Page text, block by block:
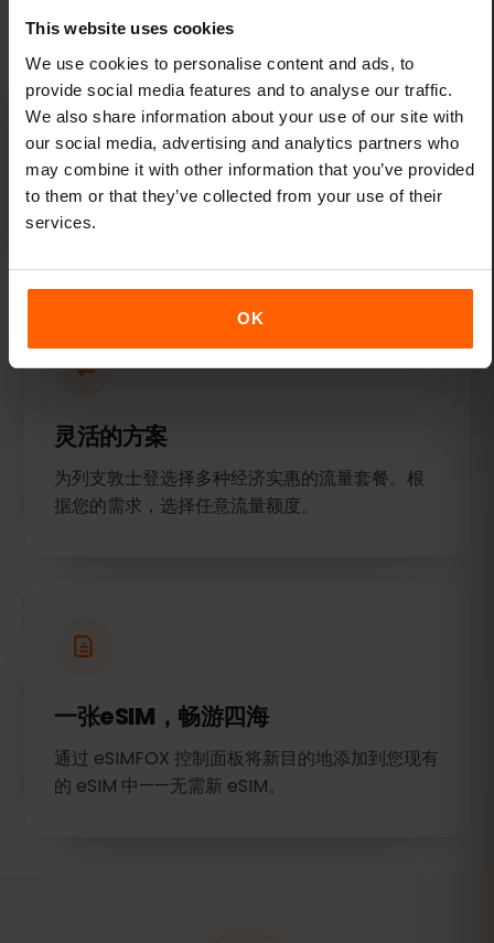
This website uses cookies
We use cookies to personalise content and ads, to
provide social media features and to analyse our traffic.
We also share information about your use of our site with
our social media, advertising and analytics partners who
may combine it with other information that you’ve provided
to them or that they’ve collected from your use of their
services.
OK
只需轻点几下即可连接
请在航班起飞前激活您的eSIM——下飞机后即可
使用数据服务。
灵活的方案
为列支敦士登选择多种经济实惠的流量套餐。根
据您的需求，选择任意流量额度。
一张eSIM，畅游四海
通过 eSIMFOX 控制面板将新目的地添加到您现有
的 eSIM 中——无需新 eSIM。